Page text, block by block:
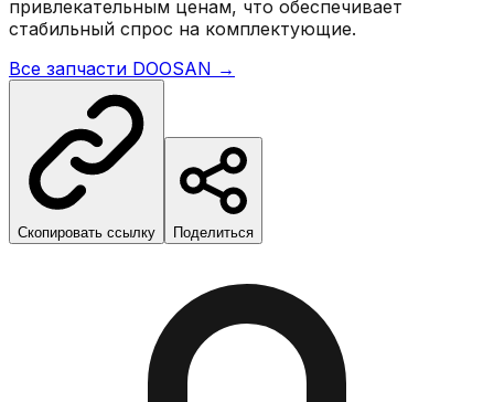
привлекательным ценам, что обеспечивает
стабильный спрос на комплектующие.
Все запчасти DOOSAN →
Скопировать ссылку Поделиться